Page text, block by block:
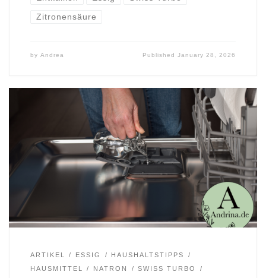
Zitronensäure
by Andrea PublishedJanuary 28, 2026
ARTIKEL ESSIG
HAUSHALTSTIPPS
HAUSMITTEL
NATRON
SWISS TURBO